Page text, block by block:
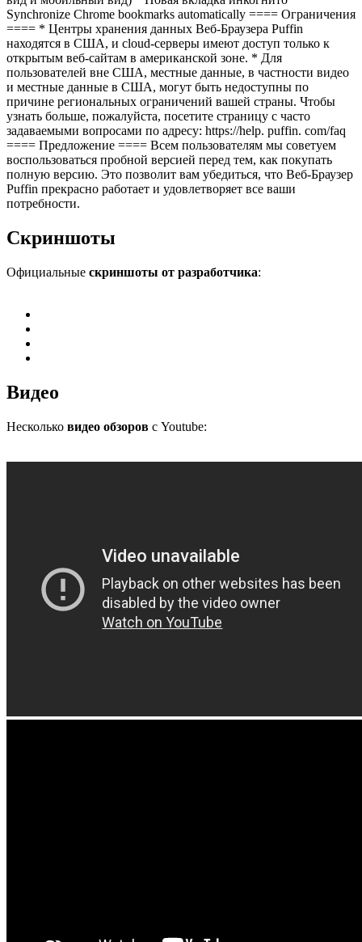
Synchronize Chrome bookmarks automatically ==== Ограничения
==== * Центры хранения данных Веб-Браузера Puffin
находятся в США, и cloud-серверы имеют доступ только к
открытым веб-сайтам в американской зоне. * Для
пользователей вне США, местные данные, в частности видео
и местные данные в США, могут быть недоступны по
причине региональных ограничений вашей страны. Чтобы
узнать больше, пожалуйста, посетите страницу с часто
задаваемыми вопросами по адресу: https://help. puffin. com/faq
==== Предложение ==== Всем пользователям мы советуем
воспользоваться пробной версией перед тем, как покупать
полную версию. Это позволит вам убедиться, что Веб-Браузер
Puffin прекрасно работает и удовлетворяет все ваши
потребности.
Скриншоты
Официальные скриншоты от разработчика:
Видео
Несколько видео обзоров с Youtube: